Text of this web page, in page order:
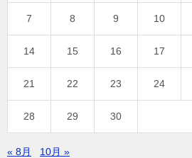
7 8 9 10
14 15 16 17
21 22 23 24
28 29 30
« 8月 10月 »